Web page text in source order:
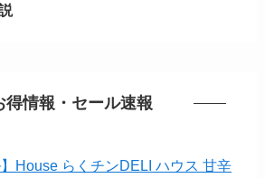
得情報・セール速報
】House らくチンDELI ハウス 甘辛